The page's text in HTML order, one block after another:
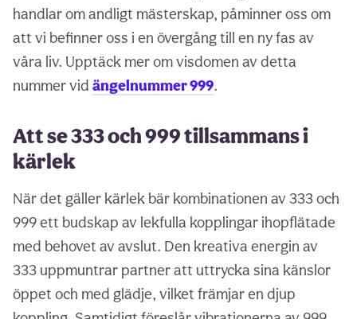
handlar om andligt mästerskap, påminner oss om
att vi befinner oss i en övergång till en ny fas av
våra liv. Upptäck mer om visdomen av detta
nummer vid ängelnummer 999.
Att se 333 och 999 tillsammans i
kärlek
När det gäller kärlek bär kombinationen av 333 och
999 ett budskap av lekfulla kopplingar ihopflätade
med behovet av avslut. Den kreativa energin av
333 uppmuntrar partner att uttrycka sina känslor
öppet och med glädje, vilket främjar en djup